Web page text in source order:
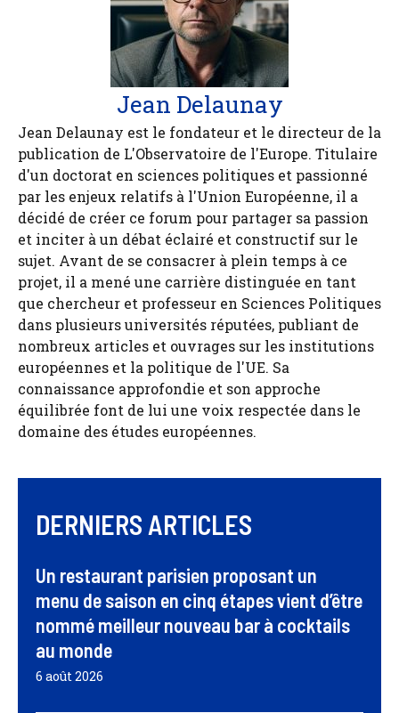
Jean Delaunay
Jean Delaunay est le fondateur et le directeur de la
publication de L'Observatoire de l'Europe. Titulaire
d'un doctorat en sciences politiques et passionné
par les enjeux relatifs à l'Union Européenne, il a
décidé de créer ce forum pour partager sa passion
et inciter à un débat éclairé et constructif sur le
sujet. Avant de se consacrer à plein temps à ce
projet, il a mené une carrière distinguée en tant
que chercheur et professeur en Sciences Politiques
dans plusieurs universités réputées, publiant de
nombreux articles et ouvrages sur les institutions
européennes et la politique de l'UE. Sa
connaissance approfondie et son approche
équilibrée font de lui une voix respectée dans le
domaine des études européennes.
DERNIERS ARTICLES
Un restaurant parisien proposant un
menu de saison en cinq étapes vient d’être
nommé meilleur nouveau bar à cocktails
au monde
6 août 2026